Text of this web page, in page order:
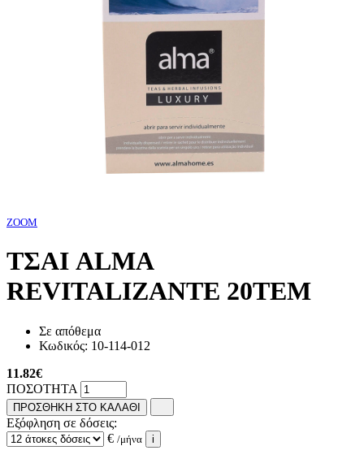
ZOOM
ΤΣΑΙ ALMA
REVITALIZANTE 20ΤΕΜ
Σε απόθεμα
Κωδικός: 10-114-012
11.82€
ΠΟΣΟΤΗΤΑ
ΠΡΟΣΘΗΚΗ ΣΤΟ ΚΑΛΑΘΙ
Εξόφληση σε δόσεις:
€ /μήνα i